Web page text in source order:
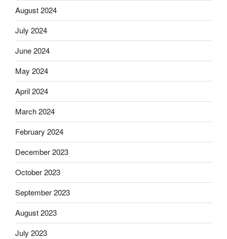
August 2024
July 2024
June 2024
May 2024
April 2024
March 2024
February 2024
December 2023
October 2023
September 2023
August 2023
July 2023